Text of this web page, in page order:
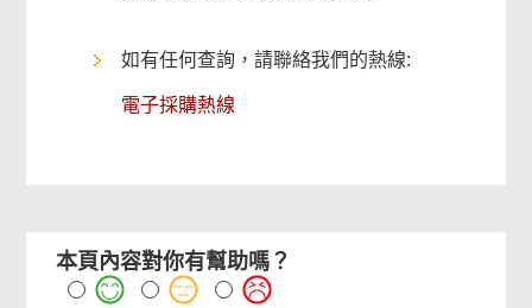
如有任何查詢，請聯絡我們的熱線:
電子採購熱線
本頁內容對你有幫助嗎？